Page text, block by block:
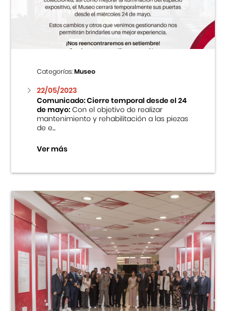
Centro Cultural Peruano Japonés
Museo de la Inmigración Japonesa
Fondo Editorial
Teatro Peruano Japonés
Categorías:Museo
22/05/2023
Comunicado: Cierre temporal desde el 24
de mayo:Con el objetivo de realizar
mantenimiento y rehabilitación a las piezas
de e...
Ver más